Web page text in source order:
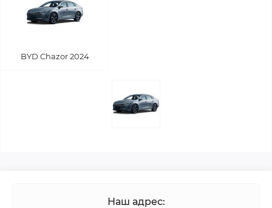
BYD Chazor 2024
Наш адрес: